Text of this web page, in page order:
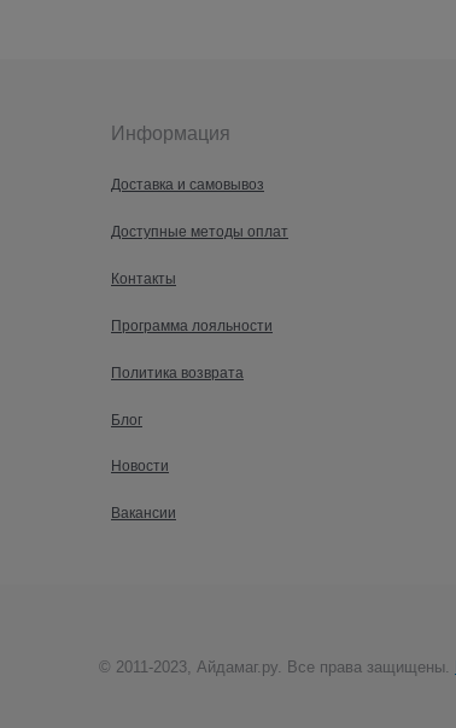
Информация
Доставка и самовывоз
Доступные методы оплат
Контакты
Программа лояльности
Политика возврата
Блог
Новости
Вакансии
© 2011-2023, Айдамаг.ру. Все права защищены.